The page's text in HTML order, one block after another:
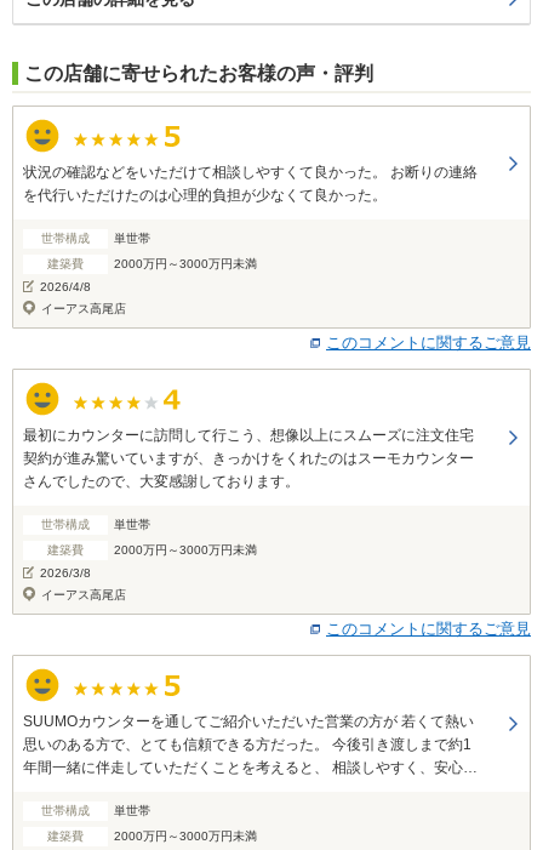
この店舗に寄せられたお客様の声・評判
状況の確認などをいただけて相談しやすくて良かった。 お断りの連絡
を代行いただけたのは心理的負担が少なくて良かった。
世帯構成
単世帯
建築費
2000万円～3000万円未満
2026/4/8
イーアス高尾店
このコメントに関するご意見
最初にカウンターに訪問して行こう、想像以上にスムーズに注文住宅
契約が進み驚いていますが、きっかけをくれたのはスーモカウンター
さんでしたので、大変感謝しております。
世帯構成
単世帯
建築費
2000万円～3000万円未満
2026/3/8
イーアス高尾店
このコメントに関するご意見
SUUMOカウンターを通してご紹介いただいた営業の方が 若くて熱い
思いのある方で、とても信頼できる方だった。 今後引き渡しまで約1
年間一緒に伴走していただくことを考えると、 相談しやすく、安心感
うだと感じている。 見積書に対するアドバイスや、契約に至るまでの
不安感などにも親身に相談にのっていただいたので、 第三者目線で、
世帯構成
単世帯
建築費
2000万円～3000万円未満